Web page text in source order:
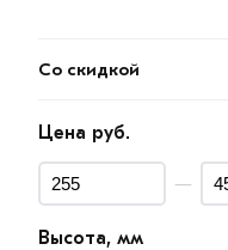
Со скидкой
Цена руб.
—
Высота, мм